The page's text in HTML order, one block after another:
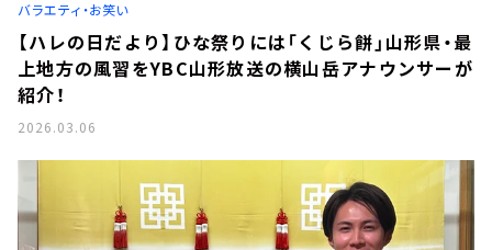
バラエティ・お笑い
【ハレの日だより】ひな祭りには「くじら餅」山形県・最
上地方の風習をYBC山形放送の横山岳アナウンサーが
紹介！
2026.03.06